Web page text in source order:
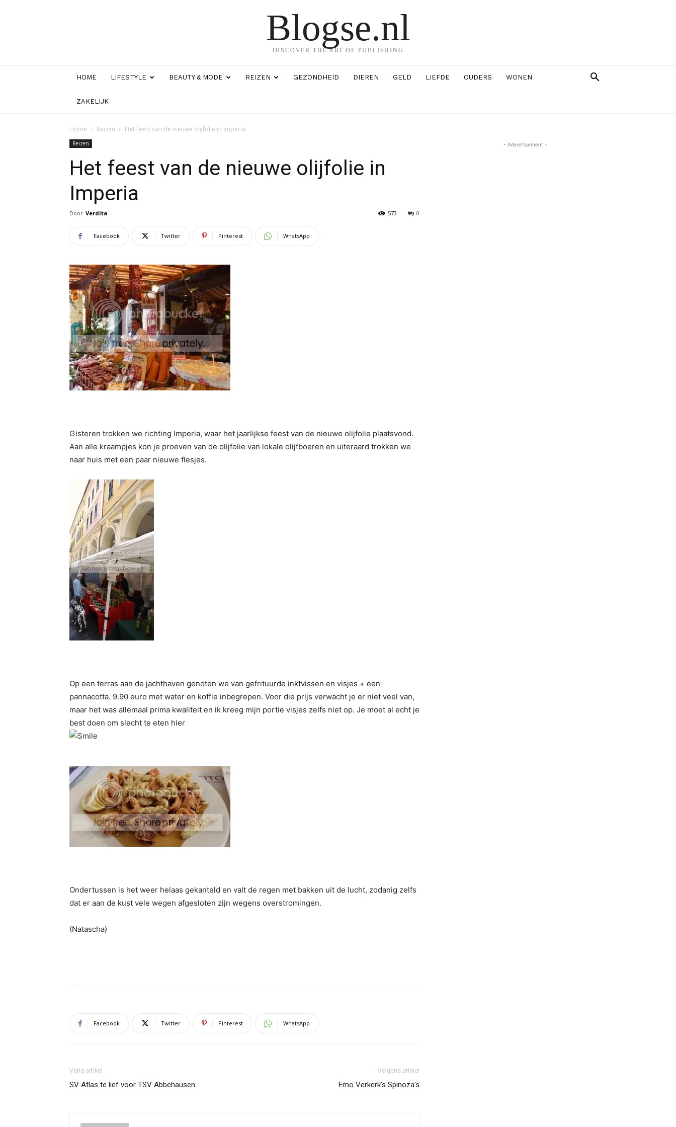
Blogse.nl
DISCOVER THE ART OF PUBLISHING
HOME LIFESTYLE BEAUTY & MODE REIZEN GEZONDHEID DIEREN GELD LIEFDE OUDERS WONEN
ZAKELIJK
Home Reizen Het feest van de nieuwe olijfolie in Imperia
Reizen
Het feest van de nieuwe olijfolie in
Imperia
Door Verdita - 0
573
Facebook Twitter Pinterest WhatsApp
Gisteren trokken we richting Imperia, waar het jaarlijkse feest van de nieuwe olijfolie plaatsvond.
Aan alle kraampjes kon je proeven van de olijfolie van lokale olijfboeren en uiteraard trokken we
naar huis met een paar nieuwe flesjes.
Op een terras aan de jachthaven genoten we van gefrituurde inktvissen en visjes + een
pannacotta. 9.90 euro met water en koffie inbegrepen. Voor die prijs verwacht je er niet veel van,
maar het was allemaal prima kwaliteit en ik kreeg mijn portie visjes zelfs niet op. Je moet al echt je
best doen om slecht te eten hier
Ondertussen is het weer helaas gekanteld en valt de regen met bakken uit de lucht, zodanig zelfs
dat er aan de kust vele wegen afgesloten zijn wegens overstromingen.
(Natascha)
Facebook Twitter Pinterest WhatsApp
Vorig artikel
SV Atlas te lief voor TSV Abbehausen
Volgend artikel
Emo Verkerk’s Spinoza’s
- Advertisement -